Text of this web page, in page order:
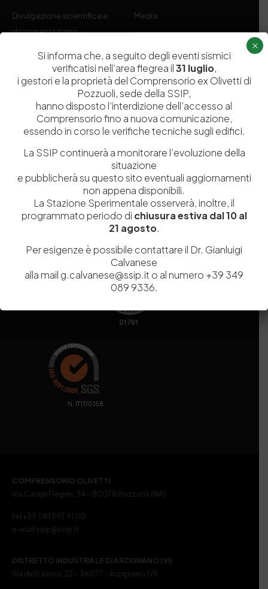
Divulgazione scientifica e
documentazione
Contribuenti
Media
Amministrazione Trasparente
Codice fiscale e Partita Iva07936981211
Iscrizione REA
NA 920756
Codice di iscrizione all’Anagrafe Nazionale delle Ricerche del
MIUR 000290_EIRI
Euro9.690.240,00
stazionesperimentaleindustriapelli@legalmail.it
Sede legaleVia Campi Flegrei, 34 – 80078 Pozzuoli (NA) – Tel. +39
. N. IT17/0158
COMPRENSORIO OLIVETTI
Via Campi Flegrei, 34 – 80078 Pozzuoli (NA)
tel +39 081 597 91 00
e-mail ssip@ssip.it
DISTRETTO INDUSTRIALE DI ARZIGNANO (VI)
Via del Lavoro, 22 – 36077 – Arzignano (VI)
Si informa che, a seguito degli eventi sismici
verificatisi nell’area flegrea il31 luglio,
i gestori e la proprietà del Comprensorio ex Olivetti di
Pozzuoli, sede della SSIP,
hanno disposto l’interdizione dell’accesso al
Comprensorio fino a nuova comunicazione,
essendo in corso le verifiche tecniche sugli edifici.
La SSIP continuerà a monitorare l’evoluzione della
situazione
e pubblicherà su questo sito eventuali aggiornamenti
non appena disponibili.
La Stazione Sperimentale osserverà, inoltre, il
programmato periodo di chiusura estiva dal 10 al
21 agosto.
Per esigenze è possibile contattare il Dr. Gianluigi
Calvanese
alla mail g.calvanese@ssip.it o al numero +39 349
089 9336.
×